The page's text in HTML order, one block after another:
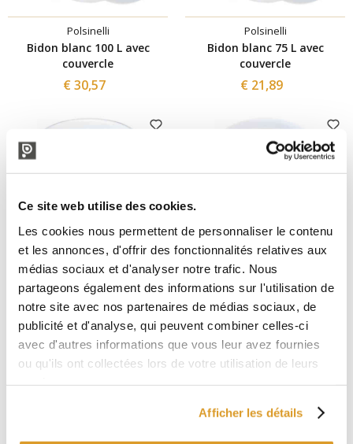
Ce site web utilise des cookies.
Les cookies nous permettent de personnaliser le contenu
et les annonces, d'offrir des fonctionnalités relatives aux
médias sociaux et d'analyser notre trafic. Nous
partageons également des informations sur l'utilisation de
notre site avec nos partenaires de médias sociaux, de
publicité et d'analyse, qui peuvent combiner celles-ci
avec d'autres informations que vous leur avez fournies
ou qu'ils ont collectées lors de votre utilisation de leurs
Afficher les détails
Polsinelli
Bidon blanc 100 L avec
couvercle
€ 30,57
Polsinelli
Bidon blanc 75 L avec
couvercle
€ 21,89
Polsinelli
Bidon blanc 50 L avec
couvercle
€ 15,57
Polsinelli
Couvercle pour bidon blanc
100/120 L
€ 7,21